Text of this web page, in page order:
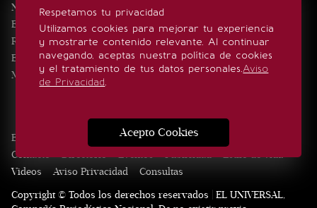
Respetamos tu privacidad
Utilizamos cookies para mejorar tu experiencia
y mostrarte contenido relevante. Al continuar
navegando, aceptas nuestra política de cookies
y el tratamiento de tus datos personales.Aviso
de Privacidad.
Acepto Cookies
Noticias
Eventos
Realeza
Estilo de vida
Minuto x Minuto
SÍGUENOS
Edición Impresa Noticias Quiénes somos
Contacto
Directorio Eventos Publicidad
Estilo de vida
Videos
Aviso Privacidad
Consultas
Copyright © Todos los derechos reservados | EL UNIVERSAL,